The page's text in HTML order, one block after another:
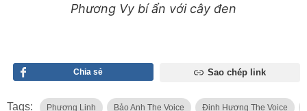
Phương Vy bí ẩn với cây đen
Chia sẻ Sao chép link
Tags: Phương Linh Bảo Anh The Voice Đinh Hương The Voice